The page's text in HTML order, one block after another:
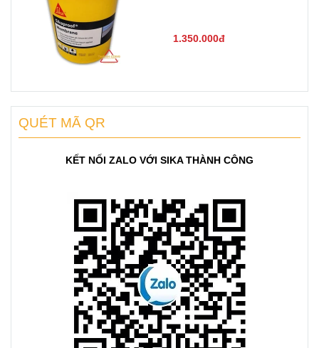
1.350.000đ
QUÉT MÃ QR
KẾT NỐI ZALO VỚI SIKA THÀNH CÔNG